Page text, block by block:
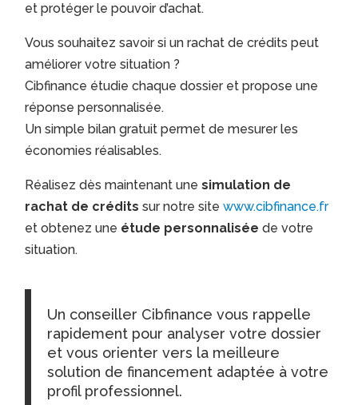
et protéger le pouvoir d’achat.
Vous souhaitez savoir si un rachat de crédits peut
améliorer votre situation ?
Cibfinance étudie chaque dossier et propose une
réponse personnalisée.
Un simple bilan gratuit permet de mesurer les
économies réalisables.
Réalisez dès maintenant unesimulation de
rachat de crédits sur notre sitewww.cibfinance.fr
et obtenez une étude personnalisée de votre
situation.
Un conseiller Cibfinance vous rappelle
rapidement pour analyser votre dossier
et vous orienter vers la meilleure
solution de financement adaptée à votre
profil professionnel.